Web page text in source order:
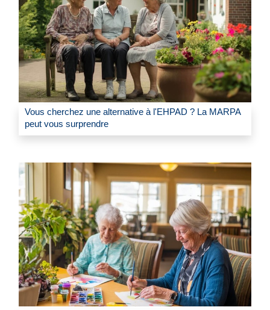
Vous cherchez une alternative à l'EHPAD ? La MARPA
peut vous surprendre